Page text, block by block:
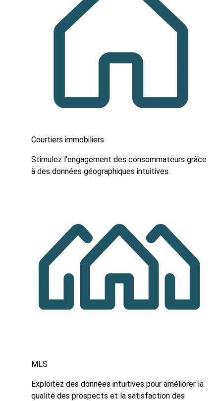
Courtiers immobiliers
Stimulez l'engagement des consommateurs grâce
à des données géographiques intuitives.
MLS
Exploitez des données intuitives pour améliorer la
qualité des prospects et la satisfaction des